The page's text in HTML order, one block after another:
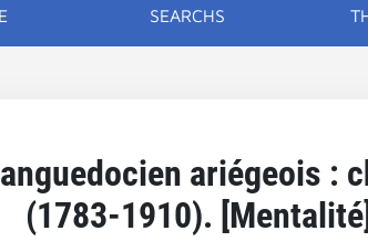
SEARCHS
ariégeois :
(1783-1910).